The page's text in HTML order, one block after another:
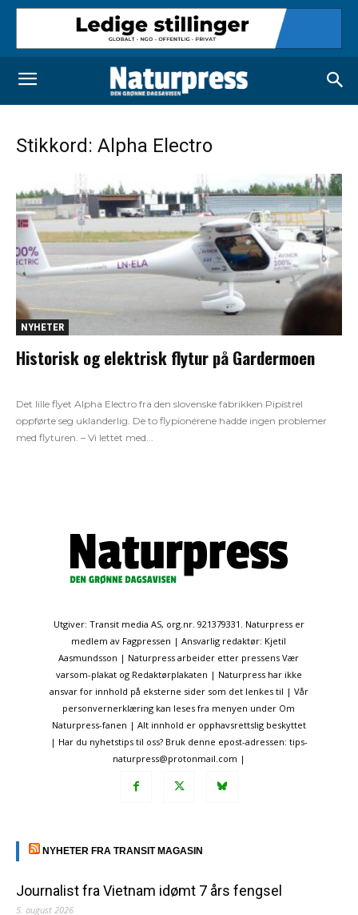
Stikkord: Alpha Electro
NYHETER
Historisk og elektrisk flytur på Gardermoen
Det lille flyet Alpha Electro fra den slovenske fabrikken Pipistrel
oppførte seg uklanderlig. De to flypionérene hadde ingen problemer
med flyturen. – Vi lettet med...
Utgiver: Transit media AS, org.nr. 921379331. Naturpress er
medlem av Fagpressen | Ansvarlig redaktør: Kjetil
Aasmundsson | Naturpress arbeider etter pressens Vær
varsom-plakat og Redaktørplakaten | Naturpress har ikke
ansvar for innhold på eksterne sider som det lenkes til | Vår
personvernerklæring kan leses fra menyen under Om
Naturpress-fanen | Alt innhold er opphavsrettslig beskyttet
| Har du nyhetstips til oss? Bruk denne epost-adressen: tips-
naturpress@protonmail.com |
NYHETER FRA TRANSIT MAGASIN
Journalist fra Vietnam idømt 7 års fengsel
5. august 2026